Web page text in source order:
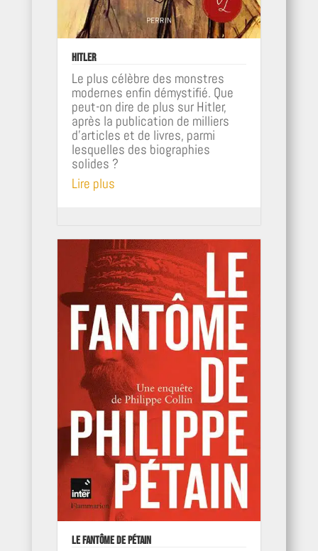
Hitler
Le plus célèbre des monstres
modernes enfin démystifié. Que
peut-on dire de plus sur Hitler,
après la publication de milliers
d'articles et de livres, parmi
lesquelles des biographies
solides ?
Lire plus
Le fantôme de Pétain